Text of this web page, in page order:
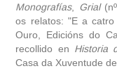
Monografías, Grial
os relatos: "E a catro
Ouro, Edicións do
recollido en Historia
Casa da Xuventude